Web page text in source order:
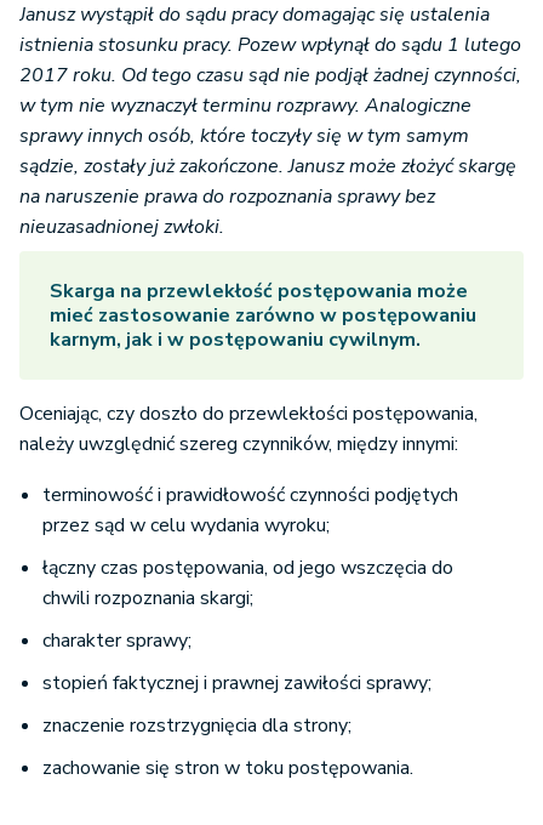
Janusz wystąpił do sądu pracy domagając się ustalenia
istnienia stosunku pracy. Pozew wpłynął do sądu 1 lutego
2017 roku. Od tego czasu sąd nie podjął żadnej czynności,
w tym nie wyznaczył terminu rozprawy. Analogiczne
sprawy innych osób, które toczyły się w tym samym
sądzie, zostały już zakończone. Janusz może złożyć skargę
na naruszenie prawa do rozpoznania sprawy bez
nieuzasadnionej zwłoki.
Skarga na przewlekłość postępowania może
mieć zastosowanie zarówno w postępowaniu
karnym, jak i w postępowaniu cywilnym.
Oceniając, czy doszło do przewlekłości postępowania,
należy uwzględnić szereg czynników, między innymi:
terminowość i prawidłowość czynności podjętych
przez sąd w celu wydania wyroku;
łączny czas postępowania, od jego wszczęcia do
chwili rozpoznania skargi;
charakter sprawy;
stopień faktycznej i prawnej zawiłości sprawy;
znaczenie rozstrzygnięcia dla strony;
zachowanie się stron w toku postępowania.